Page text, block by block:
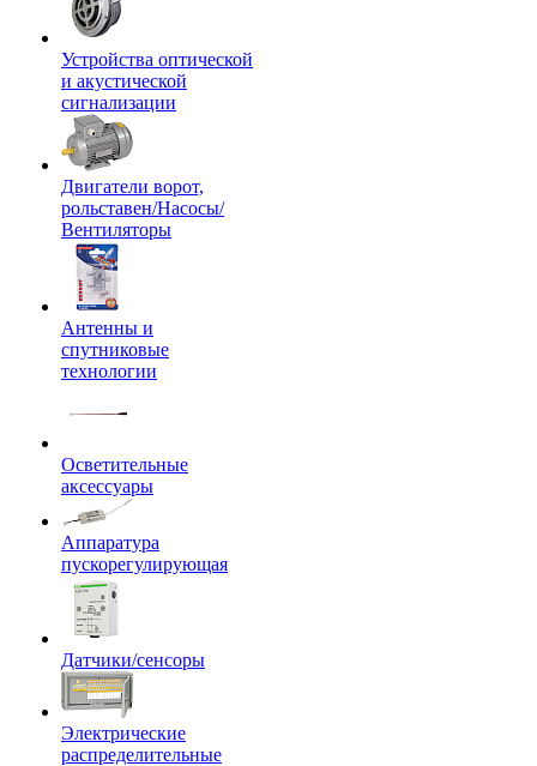
Устройства оптической
и акустической
сигнализации
Двигатели ворот,
рольставен/Насосы/
Вентиляторы
Антенны и
спутниковые
технологии
Осветительные
аксессуары
Аппаратура
пускорегулирующая
Датчики/сенсоры
Электрические
распределительные